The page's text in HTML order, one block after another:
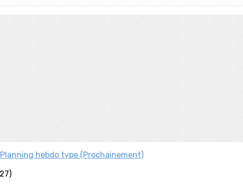
Planning hebdo type (Prochainement)